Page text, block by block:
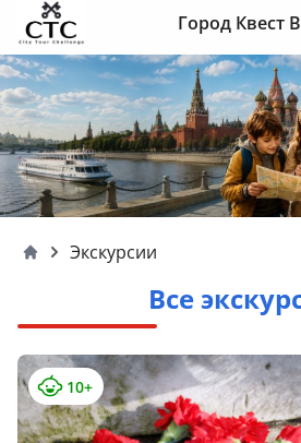
Skip to content Город Квест
Moscow4children
Экскурсии
Все
10+